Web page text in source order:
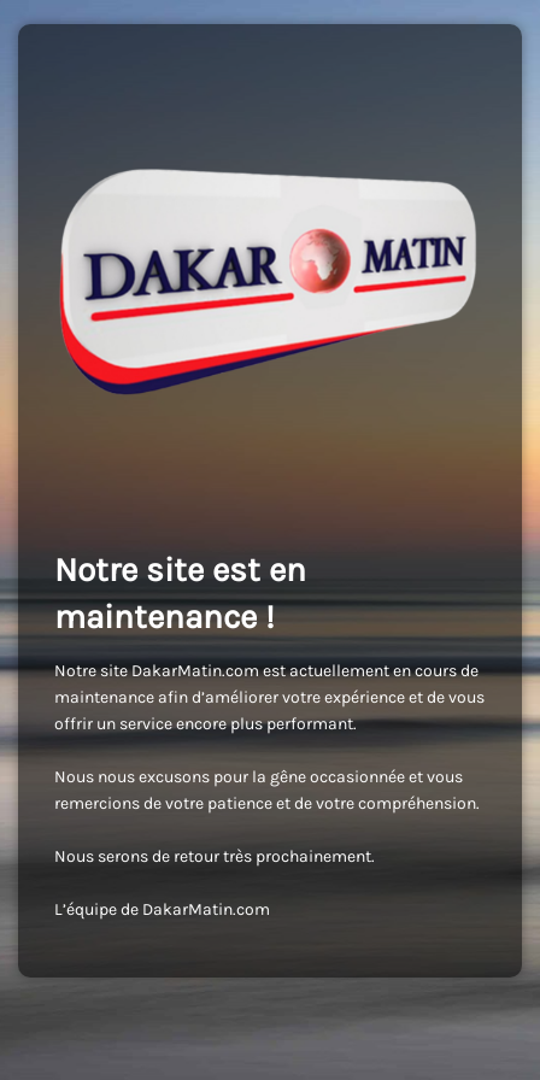
Notre site est en
maintenance !
Notre site DakarMatin.com est actuellement en cours de
maintenance afin d’améliorer votre expérience et de vous
offrir un service encore plus performant.
Nous nous excusons pour la gêne occasionnée et vous
remercions de votre patience et de votre compréhension.
Nous serons de retour très prochainement.
L’équipe de DakarMatin.com